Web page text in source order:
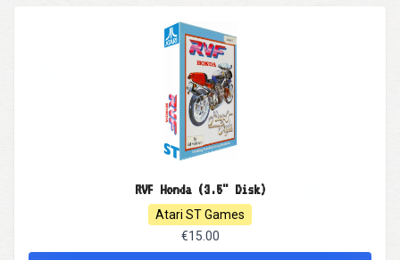
RVF Honda (3.5" Disk)
Atari ST Games
€15.00